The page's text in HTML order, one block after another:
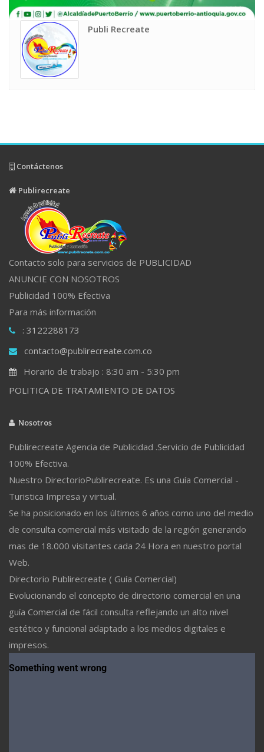
Publi Recreate
Contáctenos
Publirecreate
Contacto solo para servicios de PUBLICIDAD
ANUNCIE CON NOSOTROS
Publicidad 100% Efectiva
Para más información
: 3122288173
contacto@publirecreate.com.co
Horario de trabajo : 8:30 am - 5:30 pm
POLITICA DE TRATAMIENTO DE DATOS
Nosotros
Publirecreate Agencia de Publicidad .Servicio de Publicidad
100% Efectiva.
Nuestro DirectorioPublirecreate. Es una Guía Comercial -
Turistica Impresa y virtual.
Se ha posicionado en los últimos 6 años como uno del medio
de consulta comercial más visitado de la región generando
mas de 18.000 visitantes cada 24 Hora en nuestro portal
Web.
Directorio Publirecreate ( Guía Comercial)
Evolucionando el concepto de directorio comercial en una
guía Comercial de fácil consulta reflejando un alto nivel
estético y funcional adaptado a los medios digitales e
impresos.